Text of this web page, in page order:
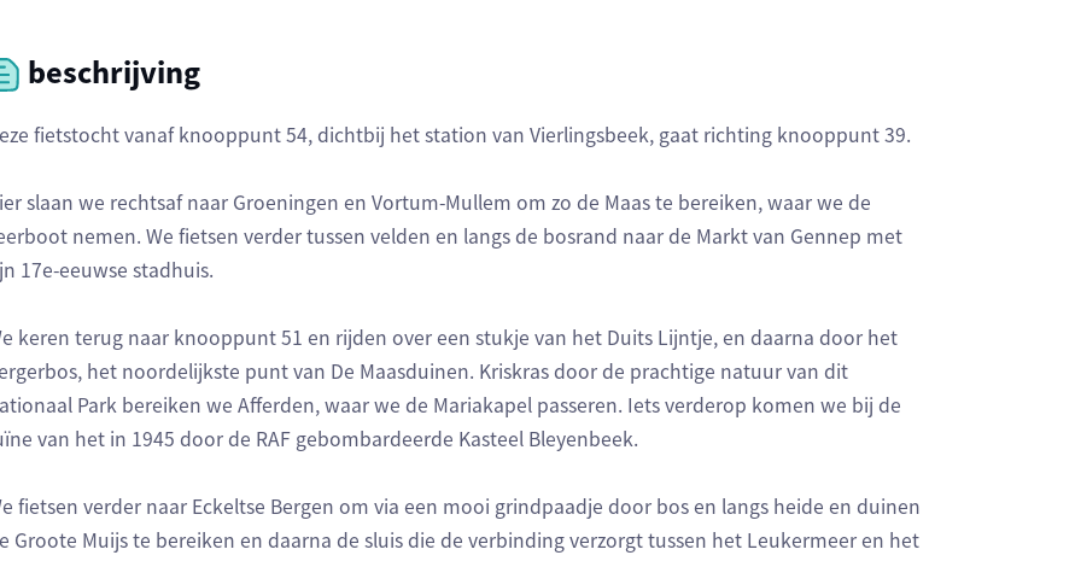
beschrijving
fietstocht vanaf knooppunt 54, dichtbij het station van Vierlingsbeek, gaat richting knooppunt 39.
slaan we rechtsaf naar Groeningen en Vortum-Mullem om zo de Maas te bereiken, waar we de
nemen. We fietsen verder tussen velden en langs de bosrand naar de Markt van Gennep met
17e-eeuwse stadhuis.
keren terug naar knooppunt 51 en rijden over een stukje van het Duits Lijntje, en daarna door het
het noordelijkste punt van De Maasduinen. Kriskras door de prachtige natuur van dit
Park bereiken we Afferden, waar we de Mariakapel passeren. Iets verderop komen we bij de
van het in 1945 door de RAF gebombardeerde Kasteel Bleyenbeek.
fietsen verder naar Eckeltse Bergen om via een mooi grindpaadje door bos en langs heide en duinen
Groote Muijs te bereiken en daarna de sluis die de verbinding verzorgt tussen het Leukermeer en het